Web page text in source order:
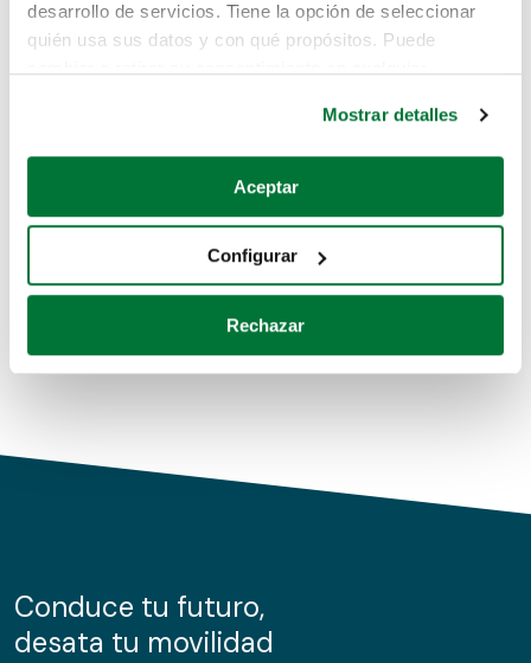
desarrollo de servicios. Tiene la opción de seleccionar
quién usa sus datos y con qué propósitos. Puede
Si lo permite, también quisiéramos:
Recopilar información sobre su ubicación geográfica
Identificar su dispositivo analizándolo activamente
para buscar características específicas (huellas
Obtenga más información sobre cómo se procesan sus
de cookies.
información sobre el uso que haga del sitio web con
nuestros partners de redes sociales, publicidad y análisis
Mostrar detalles
Aceptar
Configurar
Rechazar
Pero puedes encontrar el coche que estás
buscando en alguno de estos enlaces:
Coches de segunda mano
Coches de km0
Conduce tu futuro,
desata tu movilidad